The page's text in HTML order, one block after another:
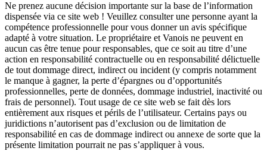
Ne prenez aucune décision importante sur la base de l’information
dispensée via ce site web ! Veuillez consulter une personne ayant la
compétence professionnelle pour vous donner un avis spécifique
adapté à votre situation. Le propriétaire et Vanois ne peuvent en
aucun cas être tenue pour responsables, que ce soit au titre d’une
action en responsabilité contractuelle ou en responsabilité délictuelle
de tout dommage direct, indirect ou incident (y compris notamment
le manque à gagner, la perte d’épargnes ou d’opportunités
professionnelles, perte de données, dommage industriel, inactivité ou
frais de personnel). Tout usage de ce site web se fait dès lors
entièrement aux risques et périls de l’utilisateur. Certains pays ou
juridictions n’autorisent pas d’exclusion ou de limitation de
responsabilité en cas de dommage indirect ou annexe de sorte que la
présente limitation pourrait ne pas s’appliquer à vous.